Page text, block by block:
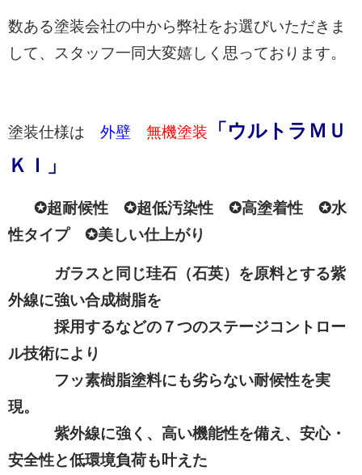
数ある塗装会社の中から弊社をお選びいただきま
して、スタッフ一同大変嬉しく思っております。
塗装仕様は 外壁 無機塗装
「ウルトラＭＵ
ＫＩ」
✪超耐候性 ✪超低汚染性 ✪高塗着性 ✪水
性タイプ ✪美しい仕上がり
ガラスと同じ珪石（石英）を原料とする紫
外線に強い合成樹脂を
採用するなどの７つのステージコントロー
ル技術により
フッ素樹脂塗料にも劣らない耐候性を実
現。
紫外線に強く、高い機能性を備え、安心・
安全性と低環境負荷も叶えた